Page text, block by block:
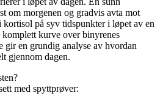
om morgenen og gradvis avta mot
på syv tidspunkter i løpet av en
kurve over binyrenes
en grundig analyse av hvordan
gjennom dagen.
med spyttprøver: